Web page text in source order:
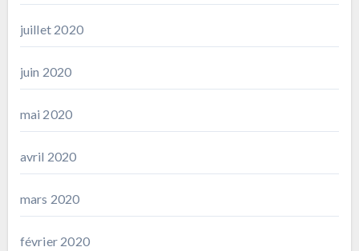
juillet 2020
juin 2020
mai 2020
avril 2020
mars 2020
février 2020